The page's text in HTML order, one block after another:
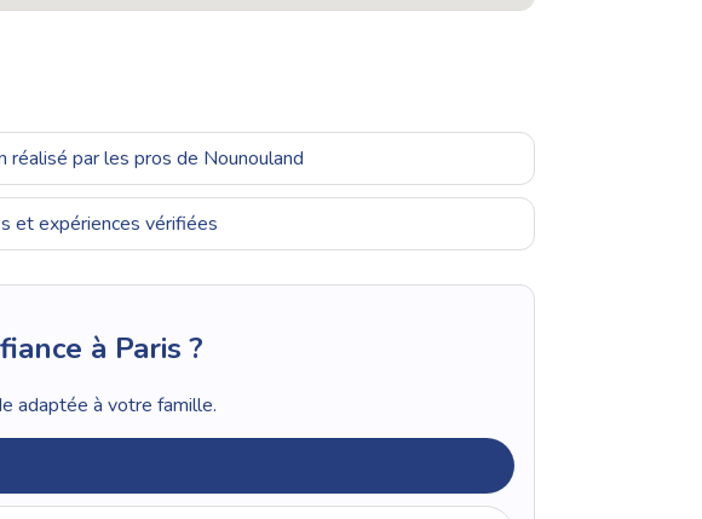
réalisé par les pros de Nounouland
et expériences vérifiées
à Paris ?
adaptée à votre famille.